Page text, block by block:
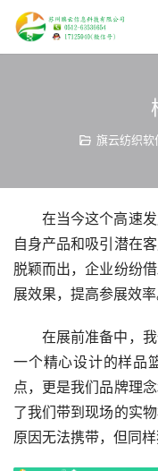
旗云纺织软
在当今这个高速
自身产品和吸引潜在
脱颖而出，企业纷纷
展效果，提高参展效率
在展前准备中，
一个精心设计的样品
点，更是我们品牌理
了我们带到现场的实
原因无法携带，但同